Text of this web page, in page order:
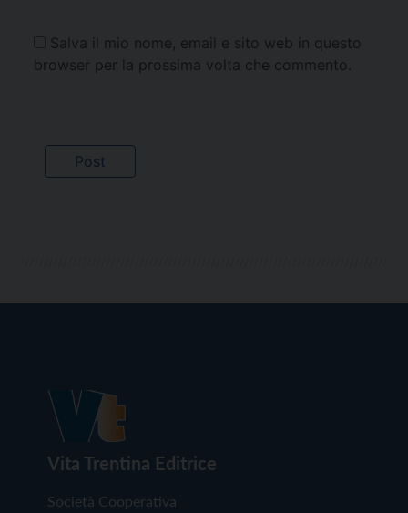
Salva il mio nome, email e sito web in questo
browser per la prossima volta che commento.
Vita Trentina Editrice
Società Cooperativa